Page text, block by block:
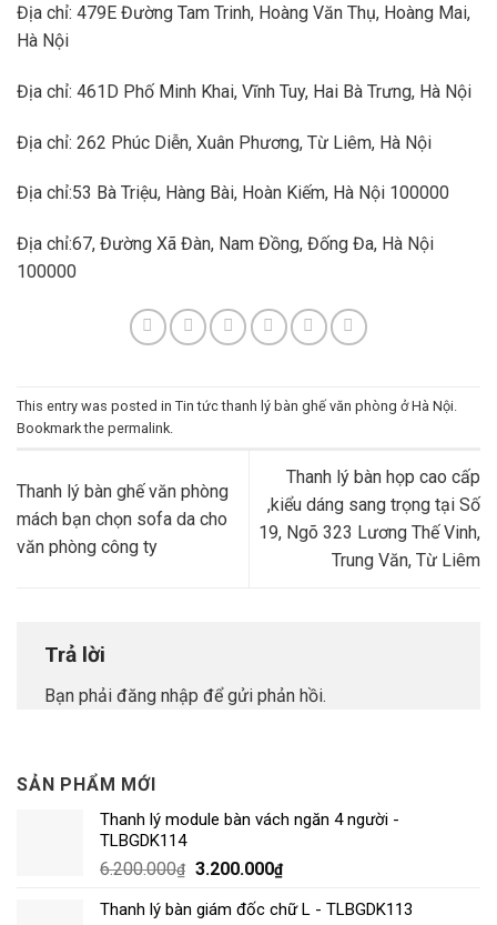
SẢN PHẨM MỚI
Thanh lý module bàn vách ngăn 4 người -
TLBGDK114
6.200.000₫ 3.200.000₫
Thanh lý bàn giám đốc chữ L - TLBGDK113
Địa chỉ: 479E Đường Tam Trinh, Hoàng Văn Thụ, Hoàng Mai,
Hà Nội
Địa chỉ: 461D Phố Minh Khai, Vĩnh Tuy, Hai Bà Trưng, Hà Nội
Địa chỉ: 262 Phúc Diễn, Xuân Phương, Từ Liêm, Hà Nội
Địa chỉ:53 Bà Triệu, Hàng Bài, Hoàn Kiếm, Hà Nội 100000
Địa chỉ:67, Đường Xã Đàn, Nam Đồng, Đống Đa, Hà Nội
100000
This entry was posted in Tin tức thanh lý bàn ghế văn phòng ở Hà Nội
Bookmark the permalink
Thanh lý bàn ghế văn phòng
mách bạn chọn sofa da cho
văn phòng công ty
Thanh lý bàn họp cao cấp
,kiểu dáng sang trọng tại Số
19, Ngõ 323 Lương Thế Vinh,
Trung Văn, Từ Liêm
Trả lời
Bạn phải đăng nhập để gửi phản hồi.